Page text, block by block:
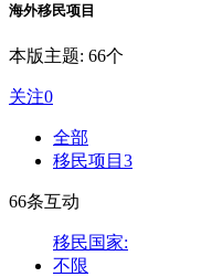
海外移民项目
本版主题: 66个
关注0
全部
移民项目 3
66条互动
移民国家:
不限